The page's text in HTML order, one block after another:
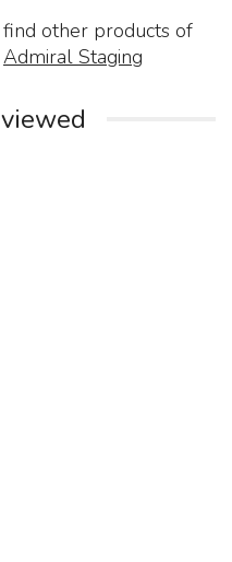
find other products of
Admiral Staging